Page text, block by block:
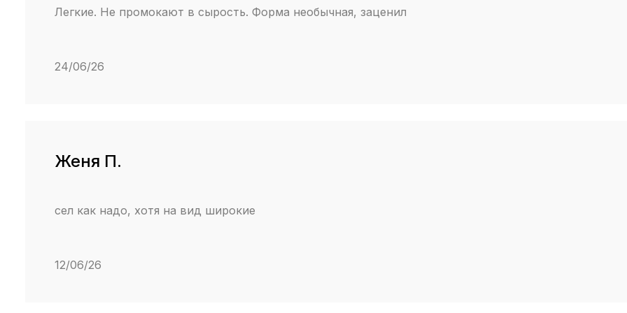
Легкие. Не промокают в сырость. Форма необычная, заценил
24/06/26
Женя П.
сел как надо, хотя на вид широкие
12/06/26